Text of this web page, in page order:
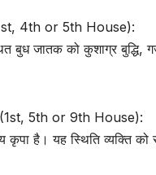
4th or 5th House):
बुध जातक को कुशाग्र
(1st, 5th or 9th House):
कृपा है। यह स्थिति